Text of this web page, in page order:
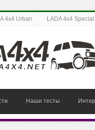
4x4 Urban LADA 4x4 Special
Наши тесты